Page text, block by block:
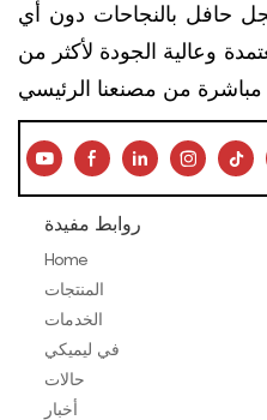
حافل بالنجاحات دون أي
وعالية الجودة لأكثر من
روابط مفيدة
Home
المنتجات
الخدمات
في ليميكي
حالات
أخبار